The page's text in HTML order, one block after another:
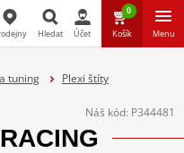
Hledat Účet
0
Košík Menu
tuning
Plexi štíty
Náš kód: P344481